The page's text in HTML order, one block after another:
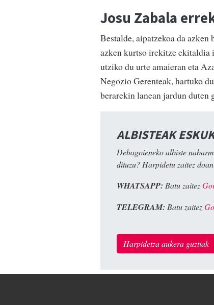
Josu Zabala
Bestalde, aipatzekoa da
azken kurtso irekitze ekitaldia
utziko du urte amaieran eta
Negozio Gerenteak, hartuko
berarekin lanean jardun duten
ALBISTEAK
Debagoieneko albiste
dituzu? Harpidetu zaitez
WHATSAPP: Batu zaitez
TELEGRAM: Batu zaitez
Harpidetza aukera guztiak